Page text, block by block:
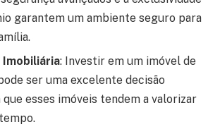
garantem um ambiente seguro para
Imobiliária: Investir em um imóvel de
ser uma excelente decisão
que esses imóveis tendem a valorizar